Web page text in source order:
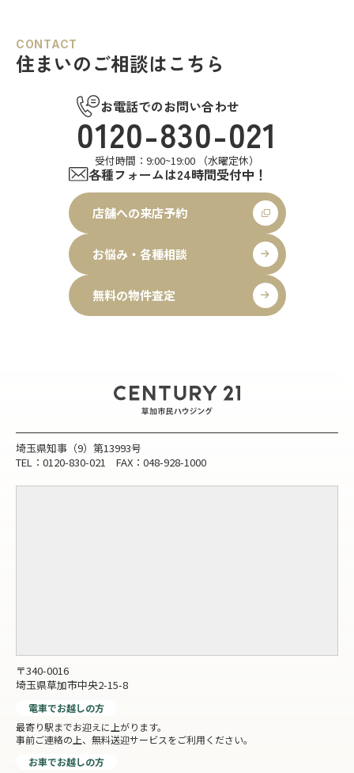
CONTACT
住まいのご相談はこちら
お電話でのお問い合わせ
0120-830-021
受付時間：9:00~19:00 （水曜定休）
各種フォームは24時間受付中！
店舗への来店予約
お悩み・各種相談
無料の物件査定
埼玉県知事（9）第13993号
TEL：0120-830-021 FAX：048-928-1000
〒340-0016
埼玉県草加市中央2-15-8
電車でお越しの方
最寄り駅までお迎えに上がります。
事前ご連絡の上、無料送迎サービスをご利用ください。
お車でお越しの方